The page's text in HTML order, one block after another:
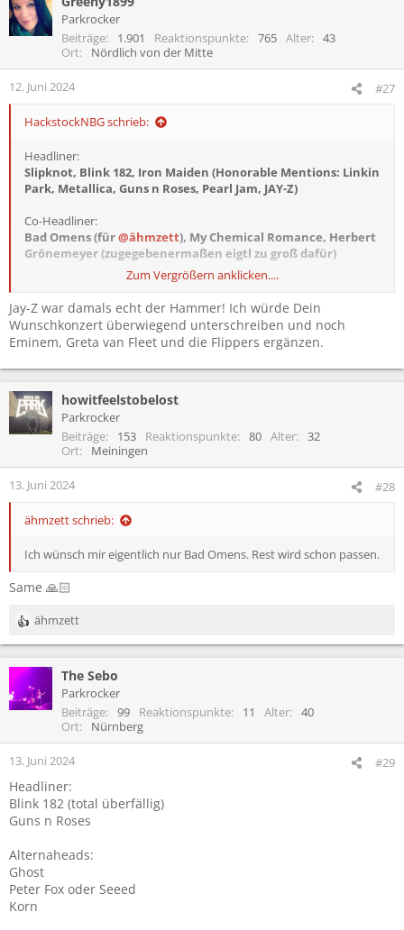
t
i
n
e
Parkrocker
Beiträge
1.901 Reaktionspunkte 765 Alter
43
Ort
Nördlich von der Mitte
12. Juni 2024 #27
HackstockNBG schrieb:
Headliner:
Slipknot, Blink 182, Iron Maiden (Honorable Mentions: Linkin
Park, Metallica, Guns n Roses, Pearl Jam, JAY-Z)
Co-Headliner:
Bad Omens (für@ähmzett), My Chemical Romance, Herbert
Grönemeyer (zugegebenermaßen eigtl zu groß dafür)
Scooter, Sido, Avril Lavigne
Sonstige Bands alphabetisch geordnet:
A Day to Remember
Autopilot Off
Bad Religion
Biffy Clyro
Chase n Status
Comeback)
Farin Urlaub Racing Team
Goldfinger
Lagwagon
Luude
Maximo Park
Mehnersmoos
Paramore
Roy Bianco und die Abbrunzati Boys
Simple Plan
The Libertines
Turnstile
Wir sind Helden ( Comeback)
Yellowcard
gibt bestimmt noch mehr aber hab keine Lust mehr
Zum Vergrößern anklicken....
Jay-Z war damals echt der Hammer! Ich würde Dein
Wunschkonzert überwiegend unterschreiben und noch
Eminem, Greta van Fleet und die Flippers ergänzen.
howitfeelstobelost
Parkrocker
Beiträge
153 Reaktionspunkte 80 Alter
32
Ort
Meiningen
13. Juni 2024 #28
ähmzett schrieb:
Ich wünsch mir eigentlich nur Bad Omens. Rest wird schon passen.
Same 🙏🏻
R
e
k
t
i
n
e
:
ähmzett
The Sebo
Parkrocker
Beiträge
99 Reaktionspunkte 11 Alter
40
Ort
Nürnberg
13. Juni 2024 #29
Headliner:
Blink 182 (total überfällig)
Guns n Roses
Alternaheads:
Ghost
Peter Fox oder Seeed
Korn